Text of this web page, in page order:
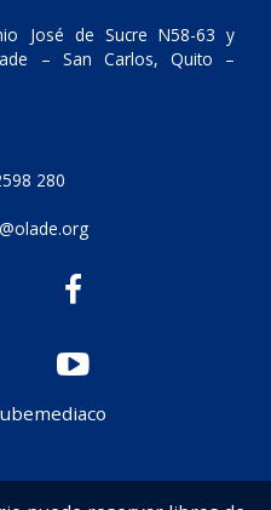
José de Sucre N58-63 y
– San Carlos, Quito –
280